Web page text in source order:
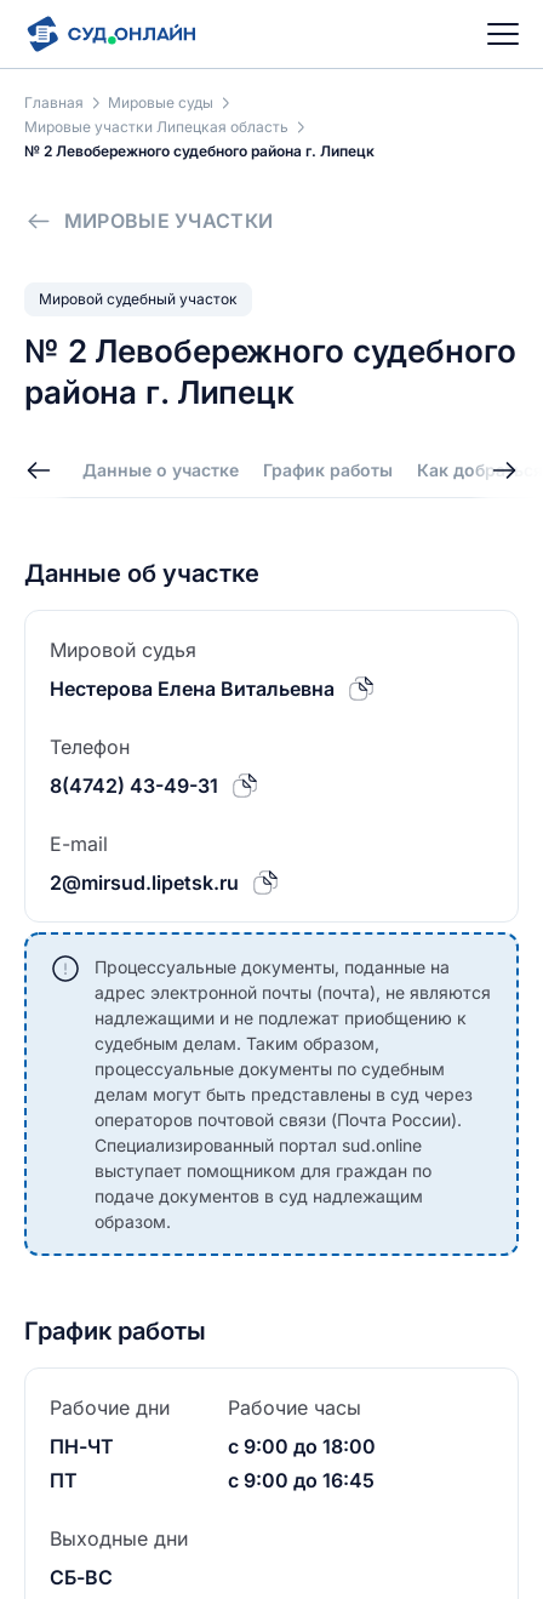
Главная
Мировые суды
Мировые участки Липецкая область
№ 2 Левобережного судебного района г. Липецк
МИРОВЫЕ УЧАСТКИ
Мировой судебный участок
№ 2 Левобережного судебного
района г. Липецк
Данные о участке График работы Как добраться
Данные об участке
Мировой судья
Нестерова Елена Витальевна
Телефон
8(4742) 43-49-31
E-mail
2@mirsud.lipetsk.ru
Процессуальные документы, поданные на
адрес электронной почты (почта), не являются
надлежащими и не подлежат приобщению к
судебным делам. Таким образом,
процессуальные документы по судебным
делам могут быть представлены в суд через
операторов почтовой связи (Почта России).
Специализированный портал sud.online
выступает помощником для граждан по
подаче документов в суд надлежащим
образом.
График работы
Рабочие дни
ПН-ЧТ
ПТ
Рабочие часы
с 9:00 до 18:00
с 9:00 до 16:45
Выходные дни
СБ-ВС